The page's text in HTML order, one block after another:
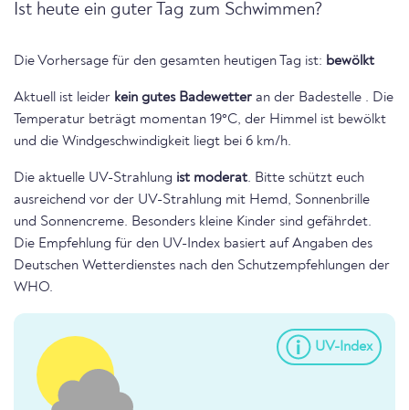
Ist heute ein guter Tag zum Schwimmen?
Die Vorhersage für den gesamten heutigen Tag ist: bewölkt
Aktuell ist leider kein gutes Badewetter an der Badestelle . Die
Temperatur beträgt momentan 19°C, der Himmel ist bewölkt
und die Windgeschwindigkeit liegt bei 6 km/h.
Die aktuelle UV-Strahlung ist moderat. Bitte schützt euch
ausreichend vor der UV-Strahlung mit Hemd, Sonnenbrille
und Sonnencreme. Besonders kleine Kinder sind gefährdet.
Die Empfehlung für den UV-Index basiert auf Angaben des
Deutschen Wetterdienstes nach den Schutzempfehlungen der
WHO.
UV-Index